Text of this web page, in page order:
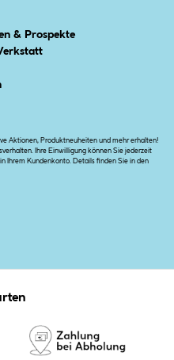
& Prospekte
Aktionen, Produktneuheiten und mehr erhalten!
Ihre Einwilligung können Sie jederzeit
Ihrem Kundenkonto. Details finden Sie in den